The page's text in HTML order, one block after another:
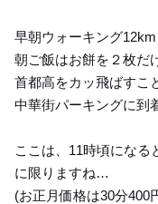
早朝ウォーキング
朝ご飯はお餅を２枚だ
首都高をカッ飛ばすこ
中華街パーキングに到
ここは、11時頃になる
に限りますね…
(お正月価格は30分400